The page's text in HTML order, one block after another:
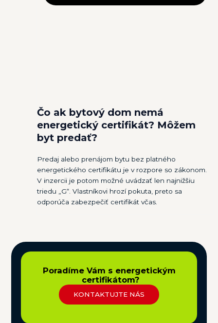
Čo ak bytový dom nemá
energetický certifikát? Môžem
byt predať?
Predaj alebo prenájom bytu bez platného
energetického certifikátu je v rozpore so zákonom.
V inzercii je potom možné uvádzať len najnižšiu
triedu „G“. Vlastníkovi hrozí pokuta, preto sa
odporúča zabezpečiť certifikát včas.
Poradíme Vám s energetickým
certifikátom?
KONTAKTUJTE NÁS